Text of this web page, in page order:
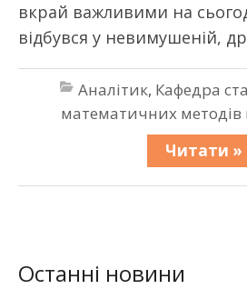
вкрай важливими на
відбувся у невимушеній,
Аналітик, Кафедра
математичних методів
Читати »
Останні новини